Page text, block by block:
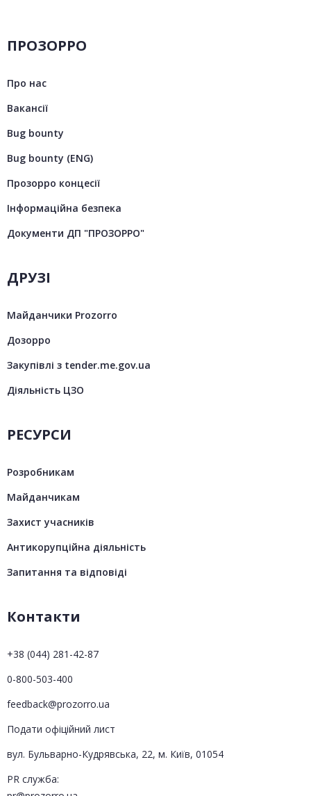
ПРОЗОРРО
Про нас
Вакансії
Bug bounty
Bug bounty (ENG)
Прозорро концесії
Інформаційна безпека
Документи ДП "ПРОЗОРРО"
ДРУЗІ
Майданчики Prozorro
Дозорро
Закупівлі з tender.me.gov.ua
Діяльність ЦЗО
РЕСУРСИ
Розробникам
Майданчикам
Захист учасників
Антикорупційна діяльність
Запитання та відповіді
Контакти
+38 (044) 281-42-87
0-800-503-400
feedback@prozorro.ua
Подати офіційний лист
вул. Бульварно-Кудрявська, 22, м. Київ, 01054
PR служба: